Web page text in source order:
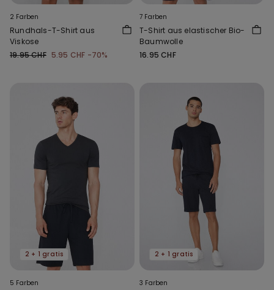
2 Farben
Rundhals-T-Shirt aus
Viskose
19.95 CHF 5.95 CHF -70%
7 Farben
T-Shirt aus elastischer Bio-
Baumwolle
16.95 CHF
2 + 1 gratis
5 Farben
2 + 1 gratis
3 Farben